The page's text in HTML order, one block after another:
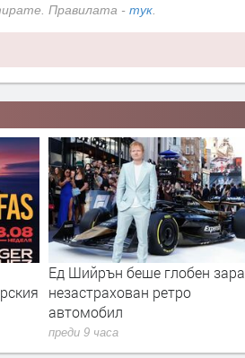
Правилата - тук.
Джаз концертът 100 Miles for
Miles Davis идва в България
през ноември
преди 9 часа